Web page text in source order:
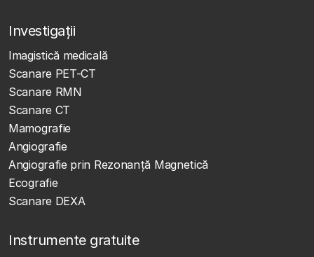
Investigații
Imagistică medicală
Scanare PET-CT
Scanare RMN
Scanare CT
Mamografie
Angiografie
Angiografie prin Rezonanță Magnetică
Ecografie
Scanare DEXA
Instrumente gratuite